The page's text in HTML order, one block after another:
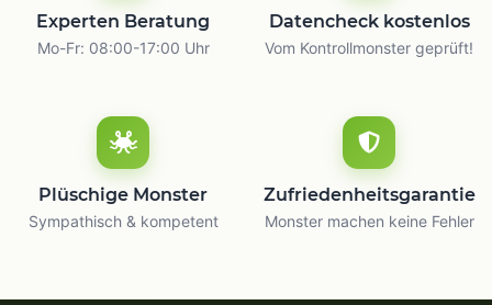
Experten Beratung
Mo-Fr: 08:00-17:00 Uhr
Datencheck kostenlos
Vom Kontrollmonster geprüft!
Plüschige Monster
Sympathisch & kompetent
Zufriedenheitsgarantie
Monster machen keine Fehler